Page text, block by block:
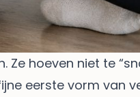
hoeven niet te
eerste vorm van